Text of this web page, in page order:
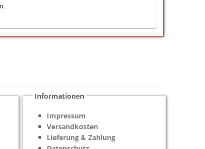
Informationen
Impressum
Versandkosten
Lieferung & Zahlung